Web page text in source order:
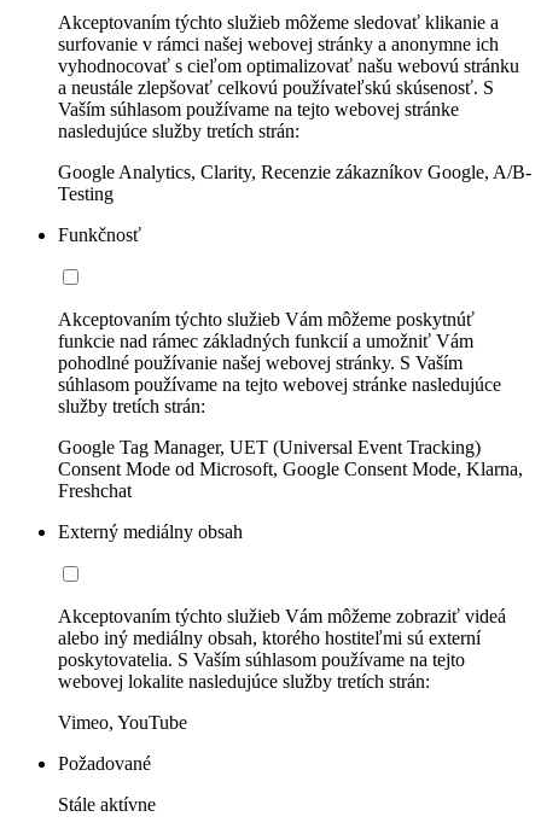
Akceptovaním týchto služieb môžeme sledovať klikanie a
surfovanie v rámci našej webovej stránky a anonymne ich
vyhodnocovať s cieľom optimalizovať našu webovú stránku
a neustále zlepšovať celkovú používateľskú skúsenosť. S
Vaším súhlasom používame na tejto webovej stránke
nasledujúce služby tretích strán:
Google Analytics, Clarity, Recenzie zákazníkov Google, A/B-
Testing
Funkčnosť
Akceptovaním týchto služieb Vám môžeme poskytnúť
funkcie nad rámec základných funkcií a umožniť Vám
pohodlné používanie našej webovej stránky. S Vaším
súhlasom používame na tejto webovej stránke nasledujúce
služby tretích strán:
Google Tag Manager, UET (Universal Event Tracking)
Consent Mode od Microsoft, Google Consent Mode, Klarna,
Freshchat
Externý mediálny obsah
Akceptovaním týchto služieb Vám môžeme zobraziť videá
alebo iný mediálny obsah, ktorého hostiteľmi sú externí
poskytovatelia. S Vaším súhlasom používame na tejto
webovej lokalite nasledujúce služby tretích strán:
Vimeo, YouTube
Požadované
Stále aktívne